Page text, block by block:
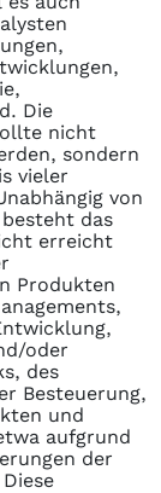
Die
nicht
sondern
vieler
von
das
erreicht
Produkten
oder
des
Besteuerung,
und
aufgrund
der